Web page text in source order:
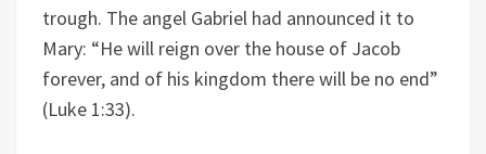
trough. The angel Gabriel had announced it to
Mary: “He will reign over the house of Jacob
forever, and of his kingdom there will be no end”
(Luke 1:33).